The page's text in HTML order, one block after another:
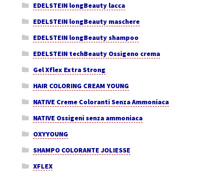
EDELSTEIN longBeauty lacca
EDELSTEIN longBeauty maschere
EDELSTEIN longBeauty shampoo
EDELSTEIN techBeauty Ossigeno crema
Gel Xflex Extra Strong
HAIR COLORING CREAM YOUNG
NATIVE Creme Coloranti Senza Ammoniaca
NATIVE Ossigeni senza ammoniaca
OXYYOUNG
SHAMPO COLORANTE JOLIESSE
XFLEX